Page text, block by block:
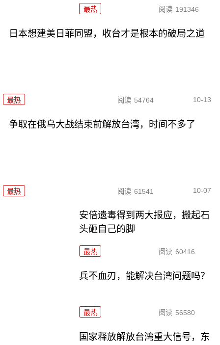
最热 阅读 191346
日本想建美日菲同盟，收台才是根本的破局之道
最热 阅读 54764 10-13
争取在俄乌大战结束前解放台湾，时间不多了
最热 阅读 61541 10-07
安倍遗毒得到两大报应，搬起石
头砸自己的脚
最热 阅读 60416
兵不血刃，能解决台湾问题吗？
最热 阅读 56580
国家释放解放台湾重大信号，东